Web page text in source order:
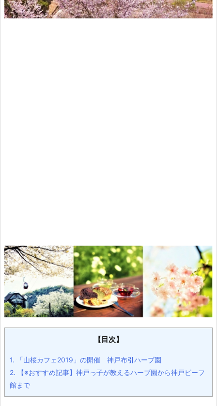
【目次】
1. 「山桜カフェ2019」の開催 神戸布引ハーブ園
2. 【※おすすめ記事】神戸っ子が教えるハーブ園から神戸ビーフ
館まで